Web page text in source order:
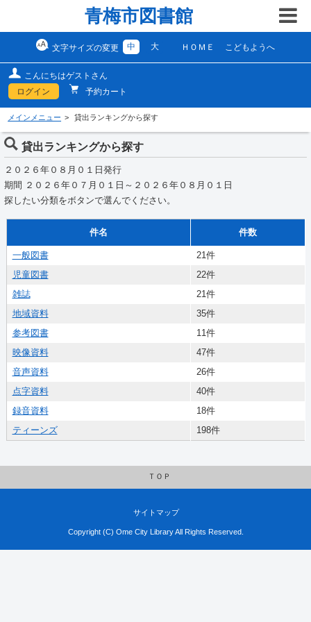
青梅市図書館
文字サイズの変更 中 大 ＨＯＭＥ こどもようへ
こんにちはゲストさん
ログイン
予約カート
メインメニュー 貸出ランキングから探す
貸出ランキングから探す
２０２６年０８月０１日発行
期間 ２０２６年０７月０１日～２０２６年０８月０１日
探したい分類をボタンで選んでください。
件名 件数
一般図書
21件
児童図書
22件
雑誌
21件
地域資料
35件
参考図書
11件
映像資料
47件
音声資料
26件
点字資料
40件
録音資料
18件
ティーンズ
198件
ＴＯＰ
サイトマップ
Copyright (C) Ome City Library All Rights Reserved.